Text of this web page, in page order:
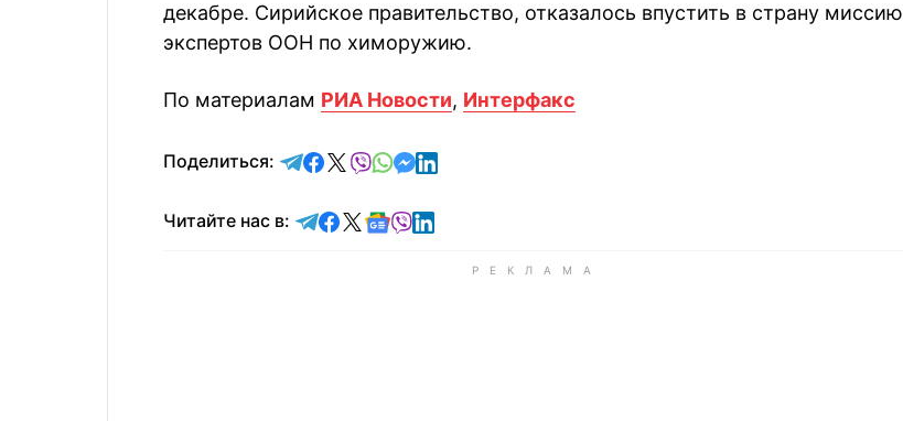
декабре. Сирийское правительство, отказалось впустить в страну миссию
экспертов ООН по химоружию.
По материалам РИА Новости, Интерфакс
Поделиться: отправить в Telegram
поделиться в Facebook
поделиться в X
отправить в Viber
отправить в Whatsapp
отправить в Messenger
отправить в LinkedIn
Читайте нас в: Читайте в Telegram
Читайте в Facebook
Читайте в X
Читайте в Google news
Читайте в Viber
Читайте в LinkedIn